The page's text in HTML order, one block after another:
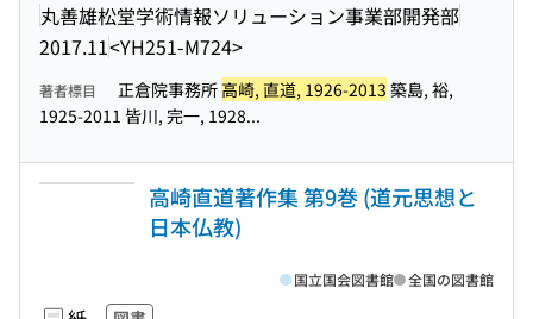
丸善雄松堂学術情報ソリューション事業部開発部
2017.11<YH251-M724>
著者標目 正倉院事務所 高崎, 直道, 1926-2013 築島, 裕,
1925-2011 皆川, 完一, 1928...
高崎直道著作集 第9巻 (道元思想と
日本仏教)
国立国会図書館 全国の図書館